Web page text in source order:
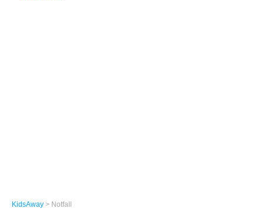
KidsAway > Notfall